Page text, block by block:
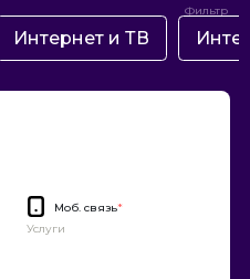
Интернет и ТВ
Моб. связь*
Услуги